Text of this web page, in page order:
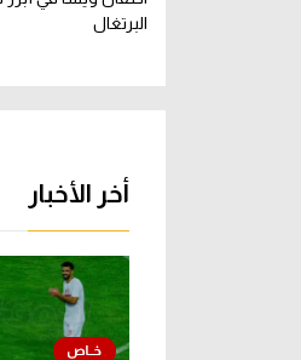
البرتغال
أخر الأخبار